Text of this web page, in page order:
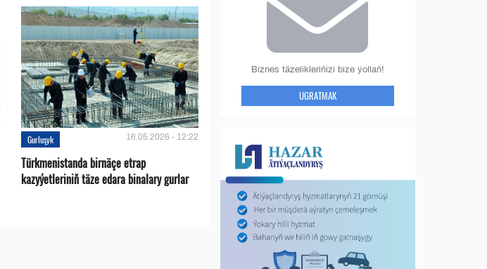
Gurluşyk 16.05.2026 - 12:22
Türkmenistanda birnäçe etrap
kazyýetleriniň täze edara binalary gurlar
Biznes täzelikleriňizi bize ýollaň!
UGRATMAK